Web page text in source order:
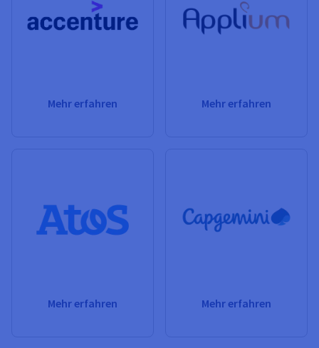
Mehr erfahren Mehr erfahren
Mehr erfahren Mehr erfahren